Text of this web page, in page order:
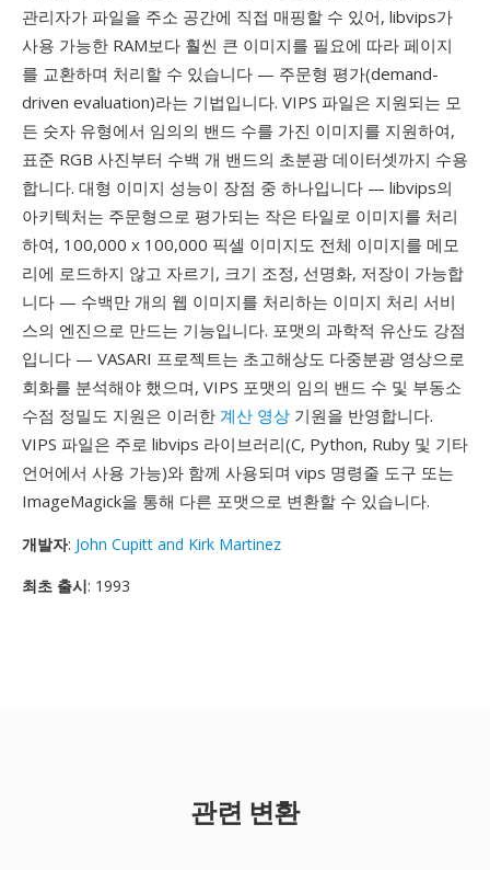
관리자가 파일을 주소 공간에 직접 매핑할 수 있어, libvips가
사용 가능한 RAM보다 훨씬 큰 이미지를 필요에 따라 페이지
를 교환하며 처리할 수 있습니다 — 주문형 평가(demand-
driven evaluation)라는 기법입니다. VIPS 파일은 지원되는 모
든 숫자 유형에서 임의의 밴드 수를 가진 이미지를 지원하여,
표준 RGB 사진부터 수백 개 밴드의 초분광 데이터셋까지 수용
합니다. 대형 이미지 성능이 장점 중 하나입니다 — libvips의
아키텍처는 주문형으로 평가되는 작은 타일로 이미지를 처리
하여, 100,000 x 100,000 픽셀 이미지도 전체 이미지를 메모
리에 로드하지 않고 자르기, 크기 조정, 선명화, 저장이 가능합
니다 — 수백만 개의 웹 이미지를 처리하는 이미지 처리 서비
스의 엔진으로 만드는 기능입니다. 포맷의 과학적 유산도 강점
입니다 — VASARI 프로젝트는 초고해상도 다중분광 영상으로
회화를 분석해야 했으며, VIPS 포맷의 임의 밴드 수 및 부동소
수점 정밀도 지원은 이러한 계산 영상 기원을 반영합니다.
VIPS 파일은 주로 libvips 라이브러리(C, Python, Ruby 및 기타
언어에서 사용 가능)와 함께 사용되며 vips 명령줄 도구 또는
ImageMagick을 통해 다른 포맷으로 변환할 수 있습니다.
개발자: John Cupitt and Kirk Martinez
최초 출시: 1993
관련 변환